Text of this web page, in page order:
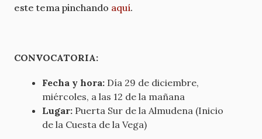
este tema pinchando aquí.
CONVOCATORIA:
Fecha y hora: Día 29 de diciembre,
miércoles, a las 12 de la mañana
Lugar: Puerta Sur de la Almudena (Inicio
de la Cuesta de la Vega)